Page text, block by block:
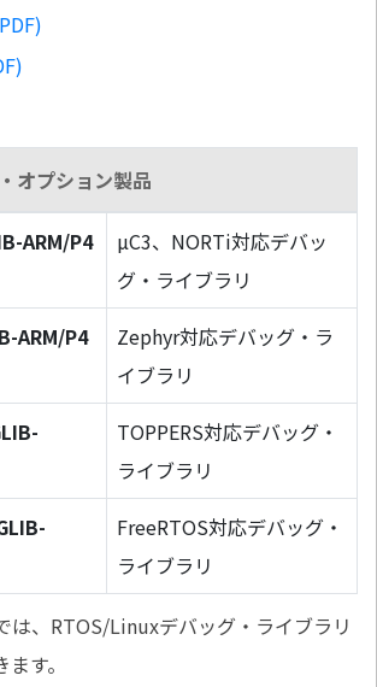
オプション製品
ARM/P4
µC3、NORTi対応デバッ
グ・ライブラリ
ARM/P4
Zephyr対応デバッグ・ラ
イブラリ
TOPPERS対応デバッグ・
ライブラリ
FreeRTOS対応デバッグ・
ライブラリ
は、RTOS/Linuxデバッグ・ライブラリ
す。